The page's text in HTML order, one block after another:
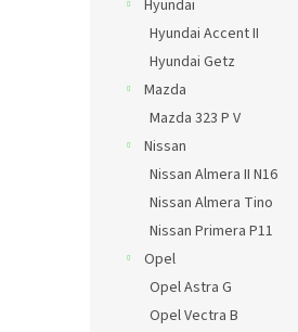
Hyundai
Hyundai Accent II
Hyundai Getz
Mazda
Mazda 323 P V
Nissan
Nissan Almera II N16
Nissan Almera Tino
Nissan Primera P11
Opel
Opel Astra G
Opel Vectra B